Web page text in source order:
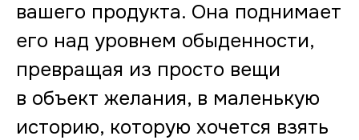
вашего продукта. Она поднимает
его над уровнем обыденности,
превращая из просто вещи
в объект желания, в маленькую
историю, которую хочется взять